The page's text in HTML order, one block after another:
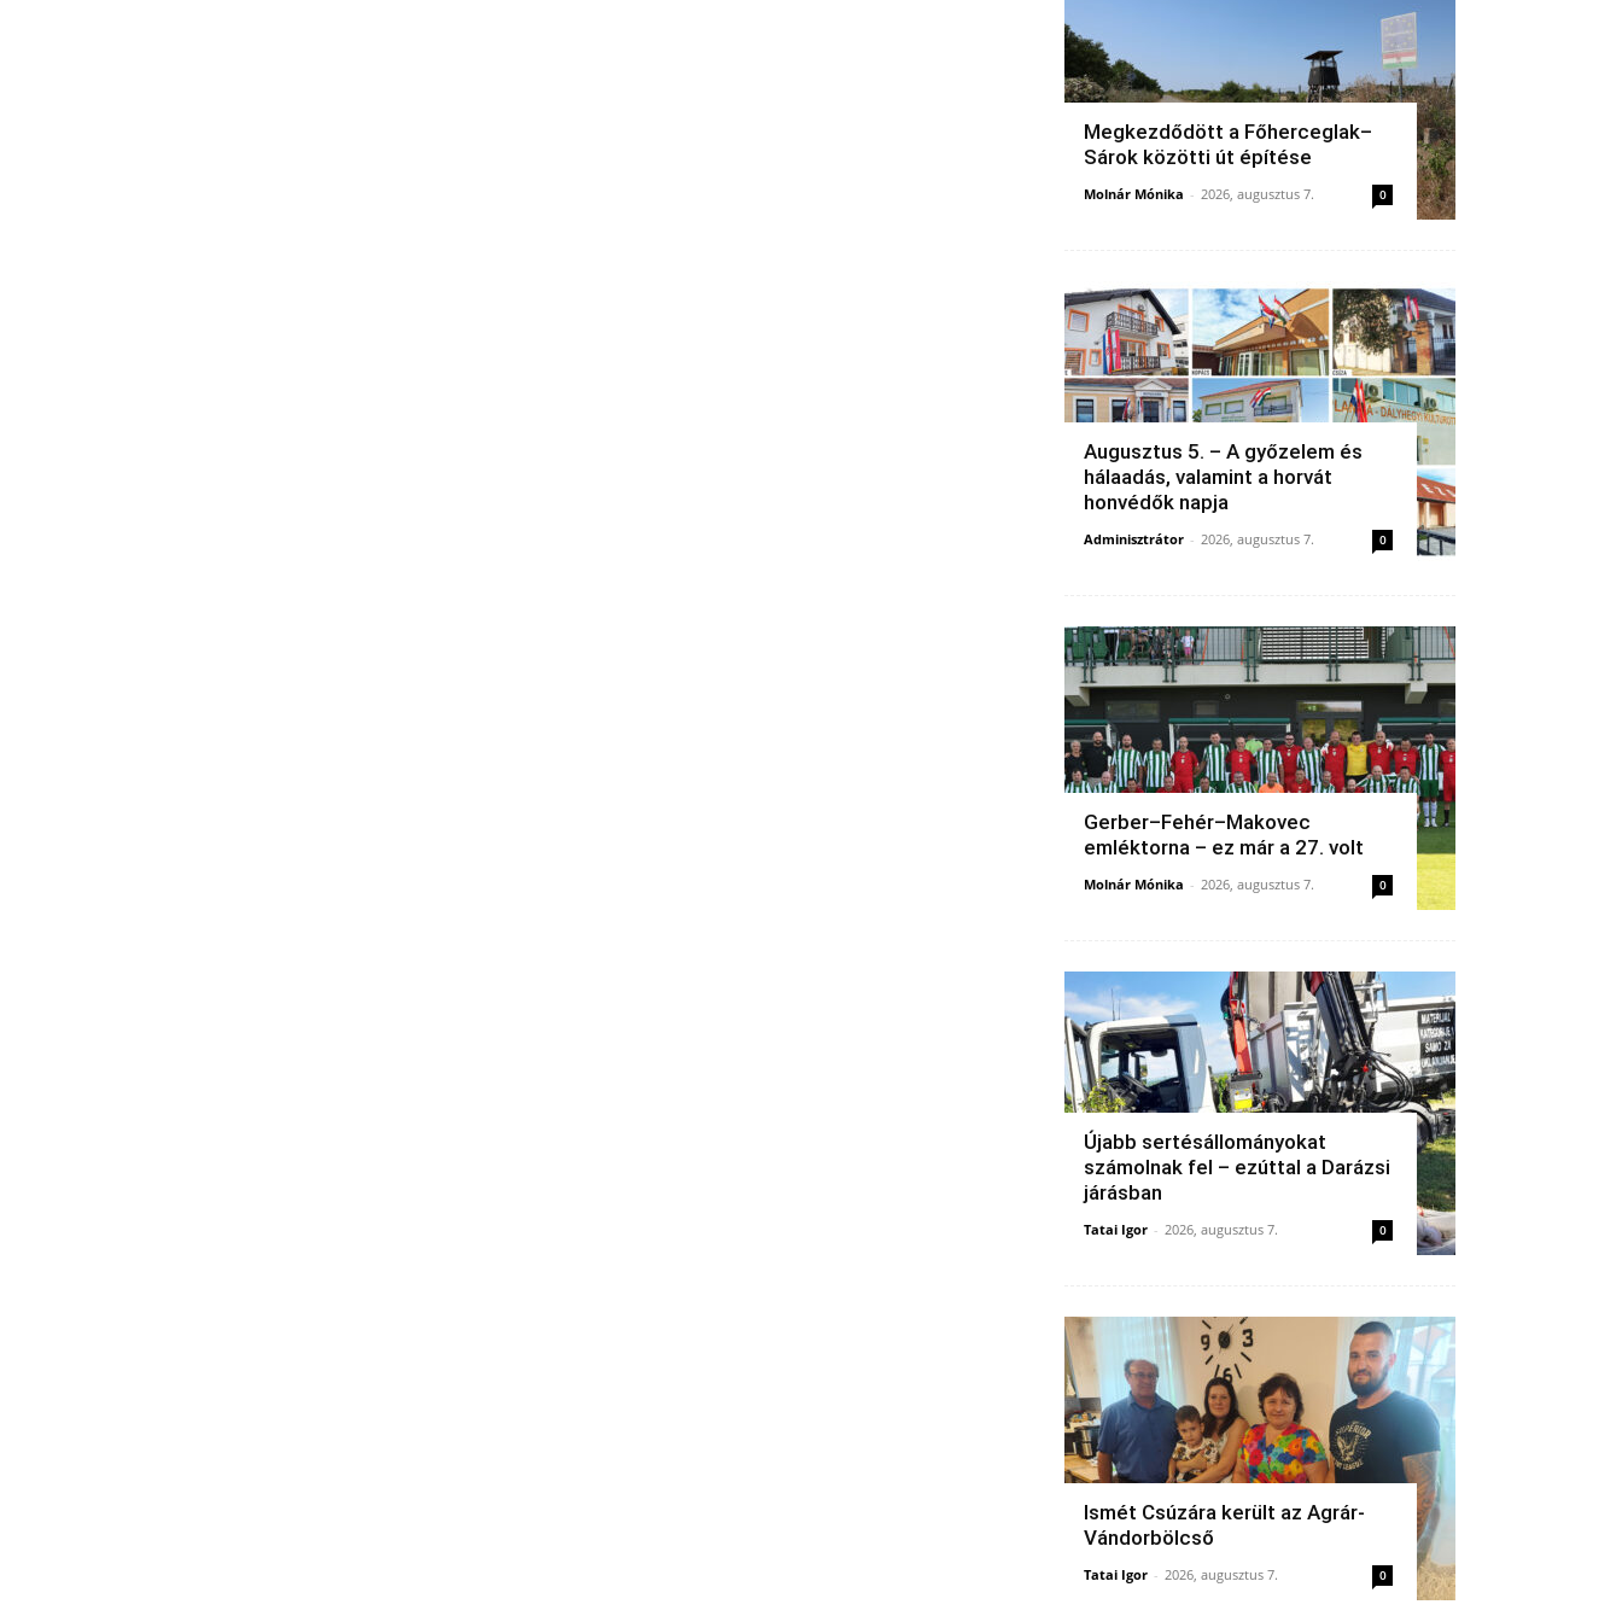
Megkezdődött a Főherceglak–
Sárok közötti út építése
Molnár Mónika - 2026, augusztus 7. 0
Augusztus 5. – A győzelem és
hálaadás, valamint a horvát
honvédők napja
Adminisztrátor - 2026, augusztus 7. 0
Gerber–Fehér–Makovec
emléktorna – ez már a 27. volt
Molnár Mónika - 2026, augusztus 7. 0
Újabb sertésállományokat
számolnak fel – ezúttal a Darázsi
járásban
Tatai Igor - 2026, augusztus 7. 0
Ismét Csúzára került az Agrár-
Vándorbölcső
Tatai Igor - 2026, augusztus 7. 0